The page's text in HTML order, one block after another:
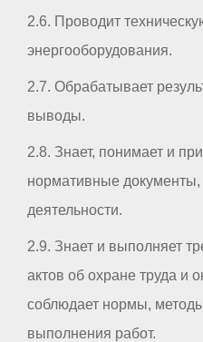
2.6. Проводит
энергооборудования.
2.7. Обрабатывает
выводы.
2.8. Знает, понимает и
нормативные
деятельности.
2.9. Знает и выполняет
актов об охране труда и
соблюдает нормы,
выполнения работ.